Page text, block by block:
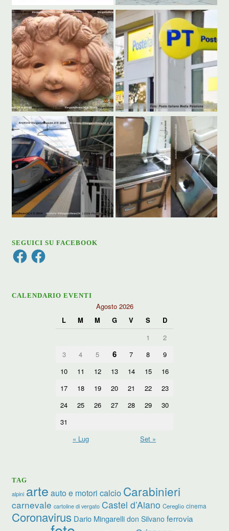
SEGUICI SU FACEBOOK
FacebookFacebook
CALENDARIO EVENTI
Agosto 2026
L
M M G V S
D
1
2
3
4 5 6 7 8
9
10
11 12 13 14 15
16
17
18 19 20 21 22
23
24
25 26 27 28 29
30
31
« Lug
Set »
TAG
alpini arte auto e motori calcio Carabinieri
carnevale cartoline di vergato Castel d’Aiano Cereglio cinema
Coronavirus Dario Mingarelli don Silvano ferrovia